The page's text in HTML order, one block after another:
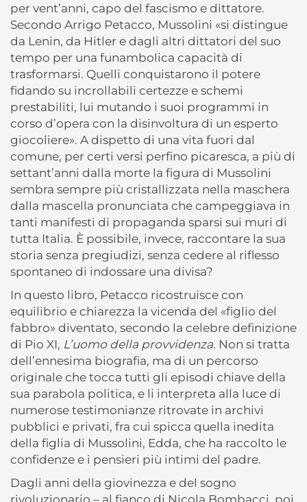
per vent’anni, capo del fascismo e dittatore.
Secondo Arrigo Petacco, Mussolini «si distingue
da Lenin, da Hitler e dagli altri dittatori del suo
tempo per una funambolica capacità di
trasformarsi. Quelli conquistarono il potere
fidando su incrollabili certezze e schemi
prestabiliti, lui mutando i suoi programmi in
corso d’opera con la disinvoltura di un esperto
giocoliere». A dispetto di una vita fuori dal
comune, per certi versi perfino picaresca, a più di
settant’anni dalla morte la figura di Mussolini
sembra sempre più cristallizzata nella maschera
dalla mascella pronunciata che campeggiava in
tanti manifesti di propaganda sparsi sui muri di
tutta Italia. È possibile, invece, raccontare la sua
storia senza pregiudizi, senza cedere al riflesso
spontaneo di indossare una divisa?
In questo libro, Petacco ricostruisce con
equilibrio e chiarezza la vicenda del «figlio del
fabbro» diventato, secondo la celebre definizione
di Pio XI, L’uomo della provvidenza. Non si tratta
dell’ennesima biografia, ma di un percorso
originale che tocca tutti gli episodi chiave della
sua parabola politica, e li interpreta alla luce di
numerose testimonianze ritrovate in archivi
pubblici e privati, fra cui spicca quella inedita
della figlia di Mussolini, Edda, che ha raccolto le
confidenze e i pensieri più intimi del padre.
Dagli anni della giovinezza e del sogno
rivoluzionario – al fianco di Nicola Bombacci, poi